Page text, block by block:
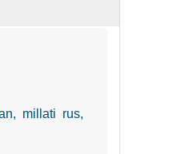
millati rus,